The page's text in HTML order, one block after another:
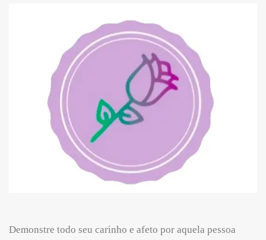
Demonstre todo seu carinho e afeto por aquela pessoa